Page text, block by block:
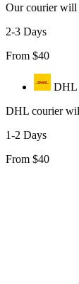
Our courier will
2-3 Days
From $40
DHL
DHL courier
1-2 Days
From $40